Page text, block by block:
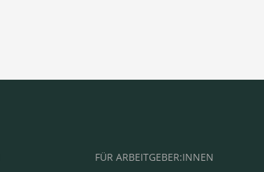
FÜR ARBEITGEBER:INNEN